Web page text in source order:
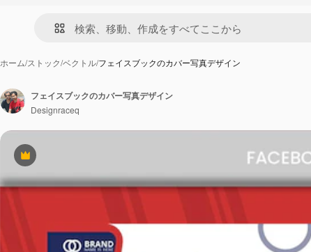
ホーム/ストック/ベクトル/フェイスブックのカバー写真デザイン
Premium
フェイスブックのカバー写真デザイン
Designraceq